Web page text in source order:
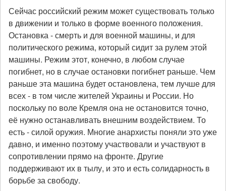
Сейчас российский режим может существовать только
в движении и только в форме военного положения.
Остановка - смерть и для военной машины, и для
политического режима, который сидит за рулем этой
машины. Режим этот, конечно, в любом случае
погибнет, но в случае остановки погибнет раньше. Чем
раньше эта машина будет остановлена, тем лучше для
всех - в том числе жителей Украины и России. Но
поскольку по воле Кремля она не остановится точно,
её нужно останавливать внешним воздействием. То
есть - силой оружия. Многие анархисты поняли это уже
давно, и именно поэтому участвовали и участвуют в
сопротивлении прямо на фронте. Другие
поддерживают их в тылу, и это и есть солидарность в
борьбе за свободу.